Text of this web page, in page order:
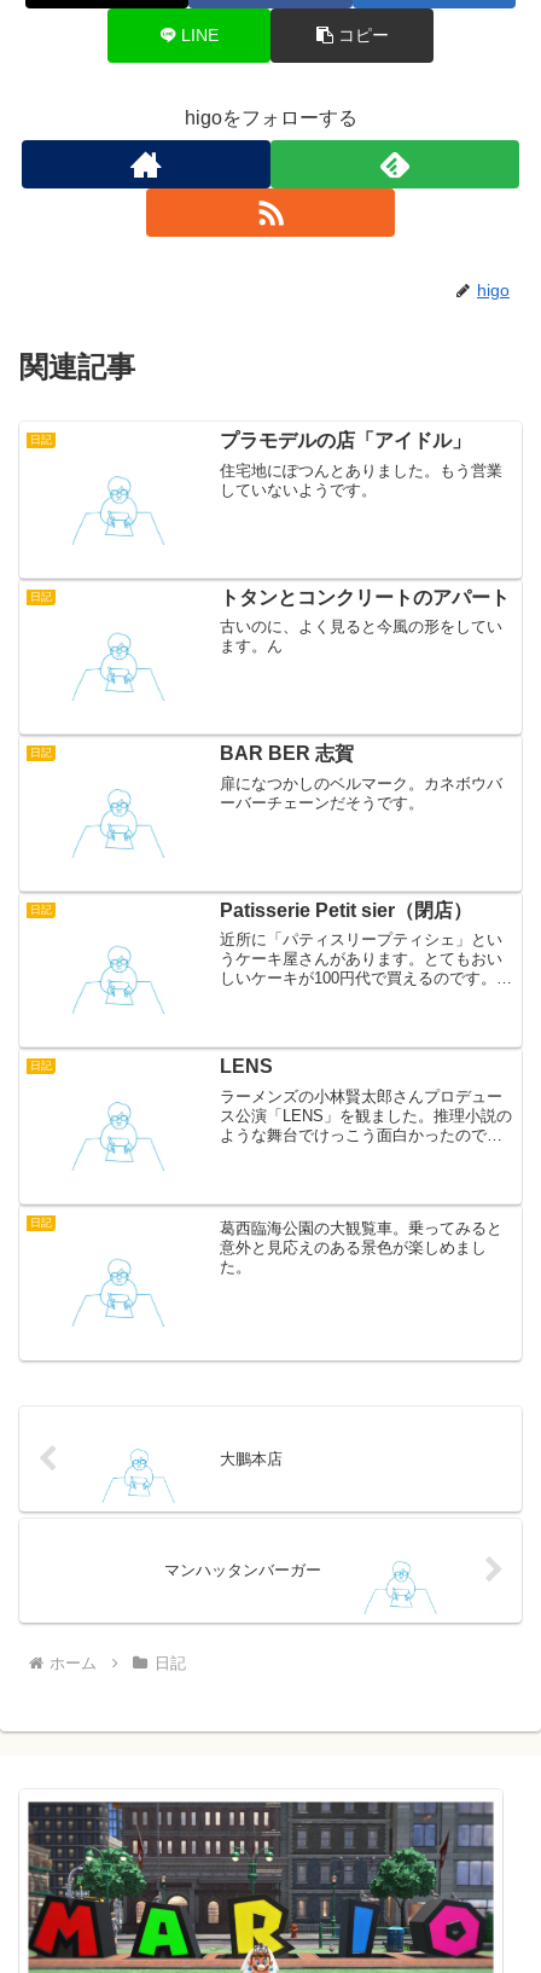
LINE コピー
higoをフォローする
higo
関連記事
日記 プラモデルの店「アイドル」
住宅地にぽつんとありました。もう営業
していないようです。
日記 トタンとコンクリートのアパート
古いのに、よく見ると今風の形をしてい
ます。ん
日記 BAR BER 志賀
扉になつかしのベルマーク。カネボウバ
ーバーチェーンだそうです。
日記 Patisserie Petit sier（閉店）
近所に「パティスリープティシェ」とい
うケーキ屋さんがあります。とてもおい
しいケーキが100円代で買えるのです。
れた際にはぜひ行って...
日記 LENS
ラーメンズの小林賢太郎さんプロデュー
ス公演「LENS」を観ました。推理小説の
ような舞台でけっこう面白かったので紹
解きの要素もあって...
日記
葛西臨海公園の大観覧車。乗ってみると
意外と見応えのある景色が楽しめまし
た。
大鵬本店
マンハッタンバーガー
ホーム 日記